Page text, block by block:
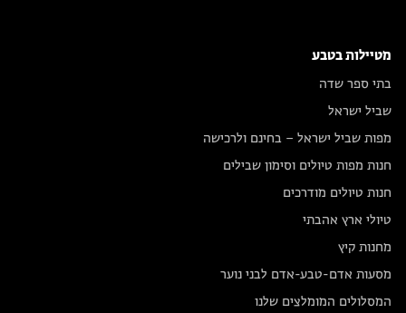
מטיילות בטבע
בתי ספר שדה
שביל ישראל
מפות שביל ישראל – בחינם ולרכישה
חנות מפות טיולים וסימון שבילים
חנות טיולים מודרכים
טיולי ארץ אהבתי
מחנות קיץ
מסעות אדם-טבע-אדם לבני נוער
המסלולים המומלצים שלנו